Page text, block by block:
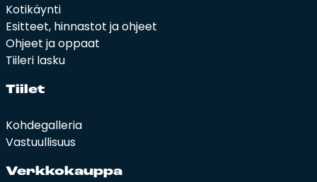
Kotikäynti
Esitteet, hinnastot ja ohjeet
Ohjeet ja oppaat
Tiileri lasku
Tii­let
Kohdegalleria
Vastuullisuus
Verk­ko­kaup­pa